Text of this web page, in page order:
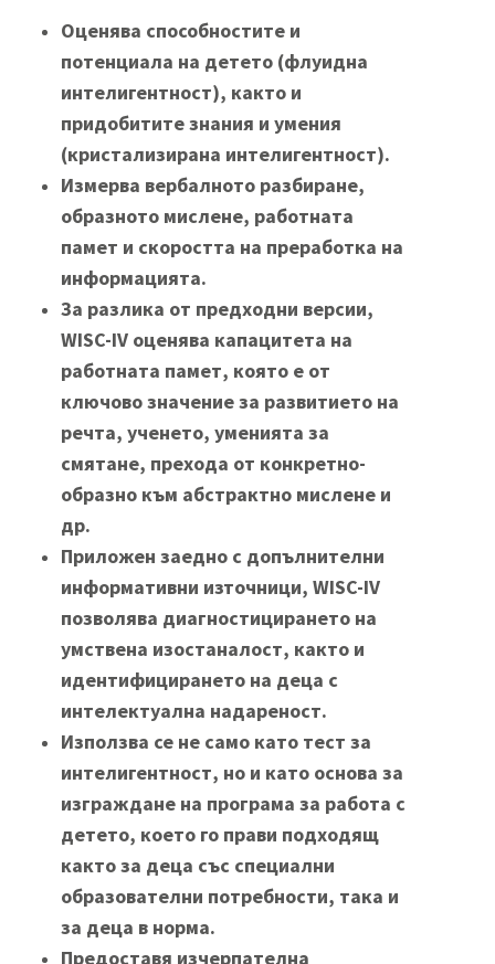
Оценява способностите и
потенциала на детето (флуидна
интелигентност), както и
придобитите знания и умения
(кристализирана интелигентност).
Измерва вербалното разбиране,
образното мислене, работната
памет и скоростта на преработка на
информацията.
За разлика от предходни версии,
WISC-IV оценява капацитета на
работната памет, която е от
ключово значение за развитието на
речта, ученето, уменията за
смятане, прехода от конкретно-
образно към абстрактно мислене и
др.
Приложен заедно с допълнителни
информативни източници, WISC-IV
позволява диагностицирането на
умствена изостаналост, както и
идентифицирането на деца с
интелектуална надареност.
Използва се не само като тест за
интелигентност, но и като основа за
изграждане на програма за работа с
детето, което го прави подходящ
както за деца със специални
образователни потребности, така и
за деца в норма.
Предоставя изчерпателна